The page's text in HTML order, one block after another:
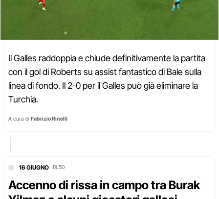
Il Galles raddoppia e chiude definitivamente la partita
con il gol di Roberts su assist fantastico di Bale sulla
linea di fondo. Il 2-0 per il Galles può già eliminare la
Turchia.
A cura di Fabrizio Rinelli
16 GIUGNO 19:50
Accenno di rissa in campo tra Burak